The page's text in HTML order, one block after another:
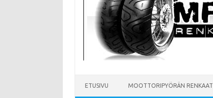
ETUSIVU MOOTTORIPYÖRÄN RENKAAT